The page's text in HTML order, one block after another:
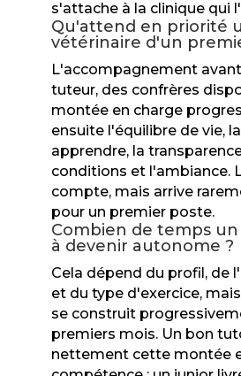
s'attache à la clinique qui
Qu'attend en priorité
vétérinaire d'un
L'accompagnement
tuteur, des confrères
montée en charge
ensuite l'équilibre de vie,
apprendre, la
conditions et l'ambiance.
compte, mais arrive
pour un premier poste.
Combien de temps
à devenir autonome ?
Cela dépend du profil, de
et du type d'exercice,
se construit
premiers mois. Un bon
nettement cette montée